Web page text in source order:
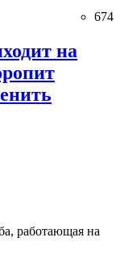
674
на
работающая на